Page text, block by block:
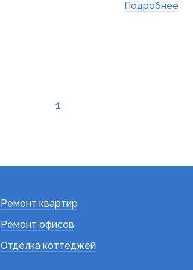
Подробнее
1
Ремонт квартир
Ремонт офисов
Отделка коттеджей